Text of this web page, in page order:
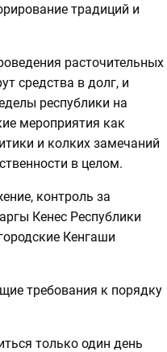
традиций и
расточительных
средства в долг, и
республики на
мероприятия как
и колких замечаний
в целом.
контроль за
Кенес Республики
Кенгаши
требования к порядку
только один день